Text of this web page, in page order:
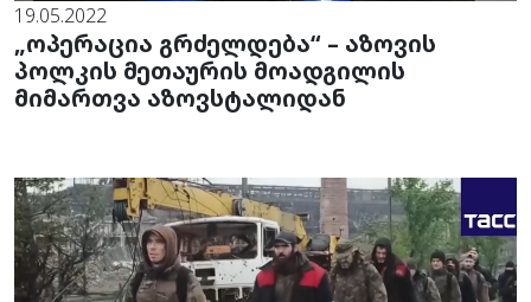
19.05.2022
„ოპერაცია გრძელდება“ – აზოვის
პოლკის მეთაურის მოადგილის
მიმართვა აზოვსტალიდან